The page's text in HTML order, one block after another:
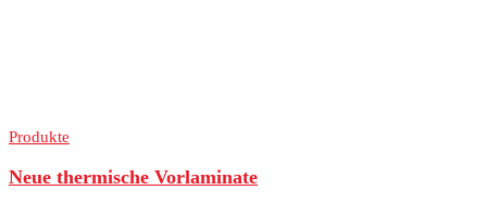
Produkte
Neue thermische Vorlaminate